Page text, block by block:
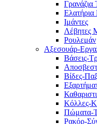
Γρανάζια
Ιμάντες
Λέβητες
Ρουλεμάν
Αξεσουάρ-
Βάσεις-
Βίδες-
Κόλλες-
Πώματα-
Ρακόρ-